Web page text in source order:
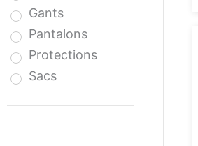
Gants
Pantalons
Protections
Sacs